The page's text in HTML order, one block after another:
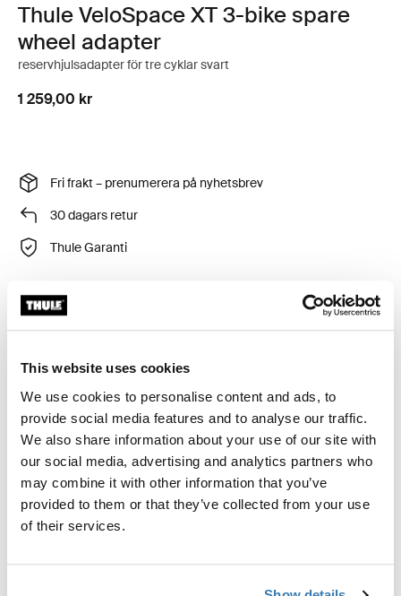
This website uses cookies
We use cookies to personalise content and ads, to
provide social media features and to analyse our traffic.
We also share information about your use of our site with
our social media, advertising and analytics partners who
may combine it with other information that you’ve
provided to them or that they’ve collected from your use
of their services.
Thule VeloSpace XT 3-bike spare
wheel adapter
reservhjulsadapter för tre cyklar svart
1 259,00 kr
Fri frakt – prenumerera på nyhetsbrev
30 dagars retur
Thule Garanti
Adapter 9394 för montering av Thule VeloSpace XT 3
Toggle techspec
Tekniska specifikationer
Toggle overview
Recensioner
Information om tillverkning